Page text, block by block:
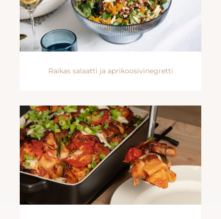
Raikas salaatti ja aprikoosivinegretti